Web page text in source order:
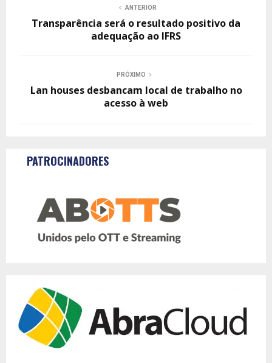
ANTERIOR
Transparência será o resultado positivo da
adequação ao IFRS
PRÓXIMO
Lan houses desbancam local de trabalho no
acesso à web
PATROCINADORES